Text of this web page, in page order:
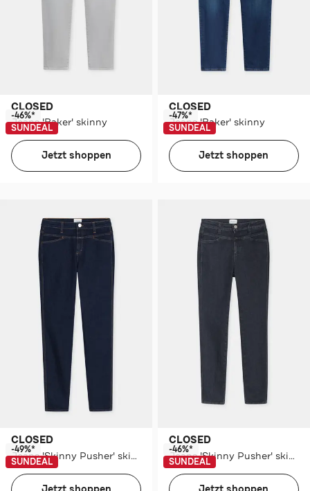
CLOSED
Jeans 'Baker' skinny
-46%*
SUNDEAL
Jetzt shoppen
CLOSED
Jeans 'Baker' skinny
-47%*
SUNDEAL
Jetzt shoppen
CLOSED
Jeans 'Skinny Pusher' skinny
-49%*
SUNDEAL
CLOSED
Jeans 'Skinny Pusher' skinny
-46%*
SUNDEAL